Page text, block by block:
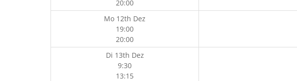
20:00
Mo 12th Dez
19:00
20:00
Di 13th Dez
9:30
13:15